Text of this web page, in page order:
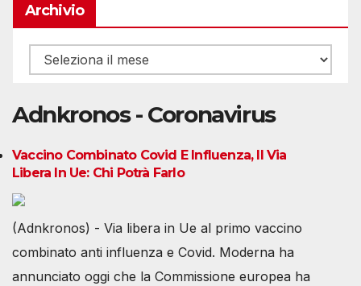
Archivio
Archivio
Adnkronos - Coronavirus
Vaccino Combinato Covid E Influenza, Il Via
Libera In Ue: Chi Potrà Farlo
(Adnkronos) - Via libera in Ue al primo vaccino
combinato anti influenza e Covid. Moderna ha
annunciato oggi che la Commissione europea ha